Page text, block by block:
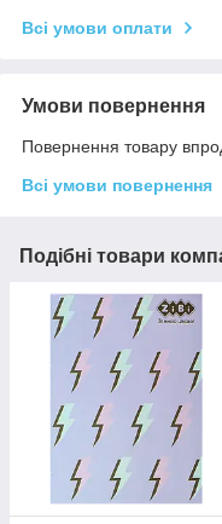
Всі умови оплати
Умови повернення
Повернення товару
Всі умови повернення
Подібні товари